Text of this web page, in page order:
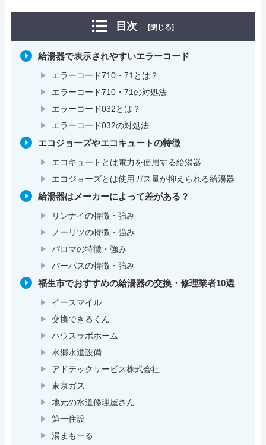
目次 [閉じる]
給湯器で表示されやすいエラーコード
エラーコード710・71とは？
エラーコード710・71の対処法
エラーコード032とは？
エラーコード032の対処法
エコジョーズやエコキュートの特徴
エコキュートとは電力を使用する給湯器
エコジョーズとは使用ガス量が抑えられる給湯器
給湯器はメーカーによって差がある？
リンナイの特徴・強み
ノーリツの特徴・強み
パロマの特徴・強み
パーパスの特徴・強み
福生市でおすすめの給湯器の交換・修理業者10選
イースマイル
交換できるくん
ハウスラボホーム
水郷水道設備
アドテックサービス株式会社
東京ガス
地元の水道修理屋さん
第一住設
湯まもーる